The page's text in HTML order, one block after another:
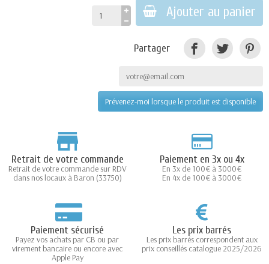
Ajouter au panier
Partager
Prévenez-moi lorsque le produit est disponible
Retrait de votre commande
Retrait de votre commande sur RDV
dans nos locaux à Baron (33750)
Paiement en 3x ou 4x
En 3x de 100€ à 3000€
En 4x de 100€ à 3000€
Paiement sécurisé
Payez vos achats par CB ou par
virement bancaire ou encore avec
Apple Pay
Les prix barrés
Les prix barrés correspondent aux
prix conseillés catalogue 2025/2026